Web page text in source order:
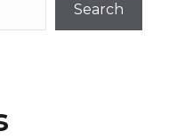
Search